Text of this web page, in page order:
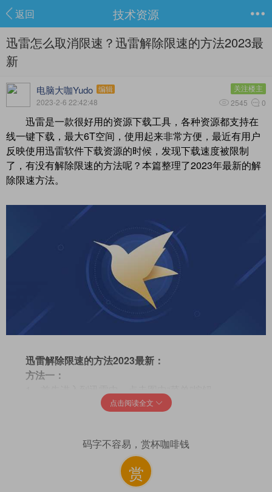
返回 技术资源
迅雷怎么取消限速？迅雷解除限速的方法2023最
新
电脑大咖Yudo 编辑
2023-2-6 22:42:48
关注楼主
2545 0
迅雷是一款很好用的资源下载工具，各种资源都支持在
线一键下载，最大6T空间，使用起来非常方便，最近有用户
反映使用迅雷软件下载资源的时候，发现下载速度被限制
了，有没有解除限速的方法呢？本篇整理了2023年最新的解
除限速方法。
迅雷解除限速的方法2023最新：
方法一：
点击阅读全文
码字不容易，赏杯咖啡钱
赏